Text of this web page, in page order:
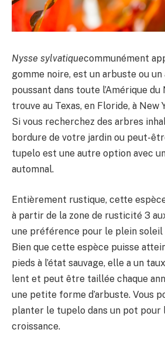
Nysse sylvatiquecommunément
gomme noire, est un arbuste ou
poussant dans toute l’Amérique du
trouve au Texas, en Floride, à New
Si vous recherchez des arbres
bordure de votre jardin ou peut-
tupelo est une autre option avec
automnal.
Entièrement rustique, cette
à partir de la zone de rusticité 3
une préférence pour le plein soleil
Bien que cette espèce puisse
pieds à l’état sauvage, elle a un
lent et peut être taillée chaque
une petite forme d’arbuste. Vous
planter le tupelo dans un pot pour
croissance.